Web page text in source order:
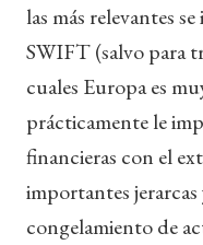
las más relevantes
SWIFT (salvo para
cuales Europa es
prácticamente le
financieras con el
importantes jerarcas
congelamiento de